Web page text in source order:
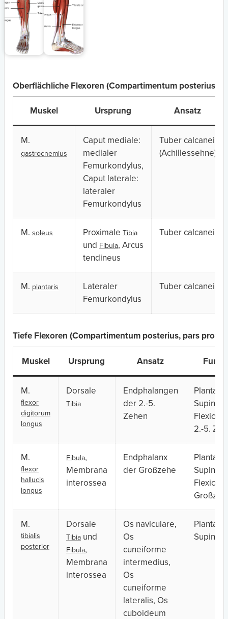
Oberflächliche Flexoren (Compartimentum posterius,
Muskel Ursprung Ansatz
M.
gastrocnemius
Caput mediale:
medialer
Femurkondylus,
Caput laterale:
lateraler
Femurkondylus
Tuber calcanei
(Achillessehne)
M. soleus Proximale Tibia
und Fibula, Arcus
tendineus
Tuber calcanei
M. plantaris
Lateraler
Femurkondylus
Tuber calcanei
Tiefe Flexoren (Compartimentum posterius, pars
Muskel Ursprung Ansatz
M.
flexor
digitorum
longus
Dorsale
Tibia
Endphalangen
der 2.-5.
Zehen
Flexion
2.-5.
M.
flexor
hallucis
longus
Fibula,
Membrana
interossea
Endphalanx
der Großzehe
Flexion
M.
tibialis
posterior
Dorsale
Tibia und
Fibula,
Membrana
interossea
Os naviculare,
Os
cuneiforme
intermedius,
Os
cuneiforme
lateralis, Os
cuboideum